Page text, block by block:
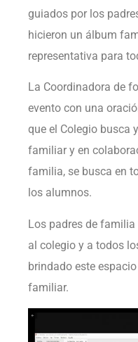
guiados por los
hicieron un álbum
representativa para
La Coordinadora de
evento con una
que el Colegio busca
familiar y en
familia, se busca en
los alumnos.
Los padres de
al colegio y a todos
brindado este
familiar.